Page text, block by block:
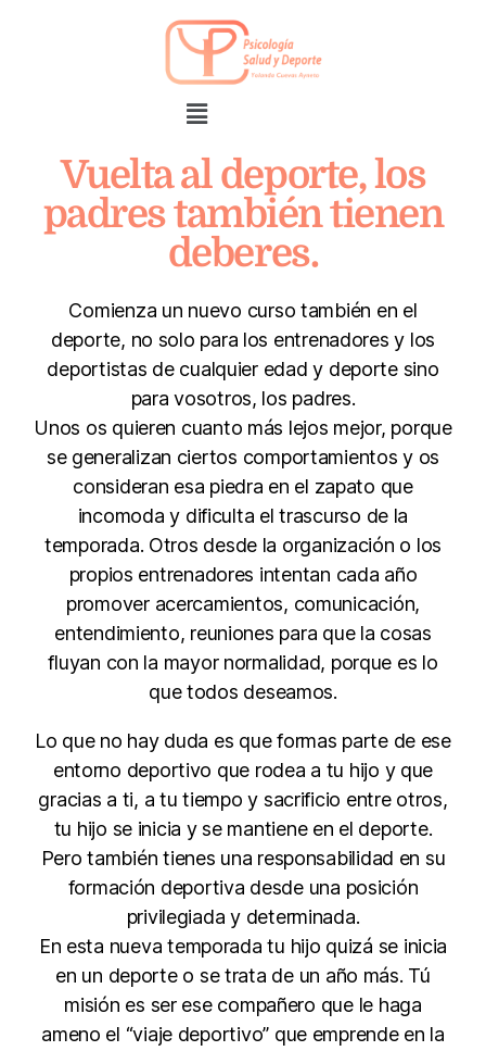
Vuelta al deporte, los
padres también tienen
deberes.
Comienza un nuevo curso también en el
deporte, no solo para los entrenadores y los
deportistas de cualquier edad y deporte sino
para vosotros, los padres.
Unos os quieren cuanto más lejos mejor, porque
se generalizan ciertos comportamientos y os
consideran esa piedra en el zapato que
incomoda y dificulta el trascurso de la
temporada. Otros desde la organización o los
propios entrenadores intentan cada año
promover acercamientos, comunicación,
entendimiento, reuniones para que la cosas
fluyan con la mayor normalidad, porque es lo
que todos deseamos.
Lo que no hay duda es que formas parte de ese
entorno deportivo que rodea a tu hijo y que
gracias a ti, a tu tiempo y sacrificio entre otros,
tu hijo se inicia y se mantiene en el deporte.
Pero también tienes una responsabilidad en su
formación deportiva desde una posición
privilegiada y determinada.
En esta nueva temporada tu hijo quizá se inicia
en un deporte o se trata de un año más. Tú
misión es ser ese compañero que le haga
ameno el “viaje deportivo” que emprende en la